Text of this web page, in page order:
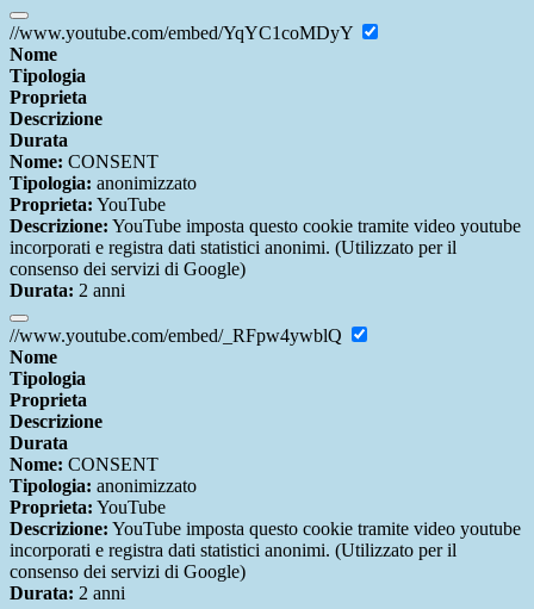
//www.youtube.com/embed/YqYC1coMDyY
Nome
Tipologia
Proprieta
Descrizione
Durata
Nome: CONSENT
Tipologia: anonimizzato
Proprieta: YouTube
Descrizione: YouTube imposta questo cookie tramite video youtube
incorporati e registra dati statistici anonimi. (Utilizzato per il
consenso dei servizi di Google)
Durata: 2 anni
//www.youtube.com/embed/_RFpw4ywblQ
Nome
Tipologia
Proprieta
Descrizione
Durata
Nome: CONSENT
Tipologia: anonimizzato
Proprieta: YouTube
Descrizione: YouTube imposta questo cookie tramite video youtube
incorporati e registra dati statistici anonimi. (Utilizzato per il
consenso dei servizi di Google)
Durata: 2 anni